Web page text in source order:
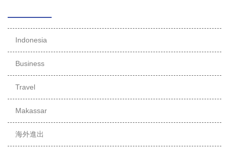
Indonesia
Business
Travel
Makassar
海外進出